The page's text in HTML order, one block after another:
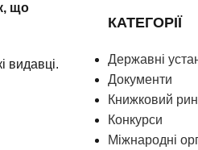
що
видавці.
КАТЕГОРІЇ
Державні
Документи
Книжковий
Конкурси
Міжнародні